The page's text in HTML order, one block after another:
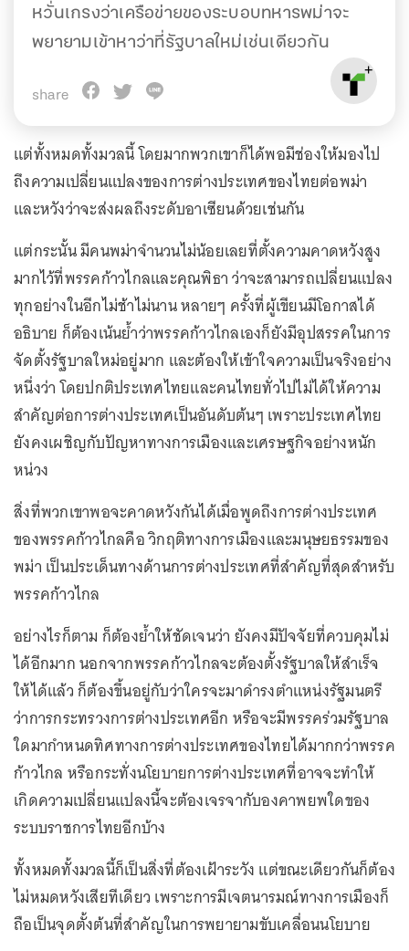
หวั่นเกรงว่าเครือข่ายของระบอบทหารพม่าจะ
พยายามเข้าหาว่าที่รัฐบาลใหม่เช่นเดียวกัน
share
แต่ทั้งหมดทั้งมวลนี้ โดยมากพวกเขาก็ได้พอมีช่องให้มองไป
ถึงความเปลี่ยนแปลงของการต่างประเทศของไทยต่อพม่า
และหวังว่าจะส่งผลถึงระดับอาเซียนด้วยเช่นกัน
แต่กระนั้น มีคนพม่าจำนวนไม่น้อยเลยที่ตั้งความคาดหวังสูง
มากไว้ที่พรรคก้าวไกลและคุณพิธา ว่าจะสามารถเปลี่ยนแปลง
ทุกอย่างในอีกไม่ช้าไม่นาน หลายๆ ครั้งที่ผู้เขียนมีโอกาสได้
อธิบาย ก็ต้องเน้นย้ำว่าพรรคก้าวไกลเองก็ยังมีอุปสรรคในการ
จัดตั้งรัฐบาลใหม่อยู่มาก และต้องให้เข้าใจความเป็นจริงอย่าง
หนึ่งว่า โดยปกติประเทศไทยและคนไทยทั่วไปไม่ได้ให้ความ
สำคัญต่อการต่างประเทศเป็นอันดับต้นๆ เพราะประเทศไทย
ยังคงเผชิญกับปัญหาทางการเมืองและเศรษฐกิจอย่างหนัก
หน่วง
สิ่งที่พวกเขาพอจะคาดหวังกันได้เมื่อพูดถึงการต่างประเทศ
ของพรรคก้าวไกลคือ วิกฤติทางการเมืองและมนุษยธรรมของ
พม่า เป็นประเด็นทางด้านการต่างประเทศที่สำคัญที่สุดสำหรับ
พรรคก้าวไกล
อย่างไรก็ตาม ก็ต้องย้ำให้ชัดเจนว่า ยังคงมีปัจจัยที่ควบคุมไม่
ได้อีกมาก นอกจากพรรคก้าวไกลจะต้องตั้งรัฐบาลให้สำเร็จ
ให้ได้แล้ว ก็ต้องขึ้นอยู่กับว่าใครจะมาดำรงตำแหน่งรัฐมนตรี
ว่าการกระทรวงการต่างประเทศอีก หรือจะมีพรรคร่วมรัฐบาล
ใดมากำหนดทิศทางการต่างประเทศของไทยได้มากกว่าพรรค
ก้าวไกล หรือกระทั่งนโยบายการต่างประเทศที่อาจจะทำให้
เกิดความเปลี่ยนแปลงนี้จะต้องเจรจากับองคาพยพใดของ
ระบบราชการไทยอีกบ้าง
ทั้งหมดทั้งมวลนี้ก็เป็นสิ่งที่ต้องเฝ้าระวัง แต่ขณะเดียวกันก็ต้อง
ไม่หมดหวังเสียทีเดียว เพราะการมีเจตนารมณ์ทางการเมืองก็
ถือเป็นจุดตั้งต้นที่สำคัญในการพยายามขับเคลื่อนนโยบาย